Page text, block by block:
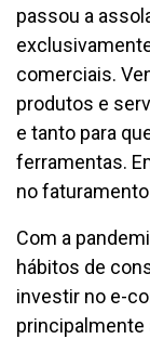
passou a
comerciais.
produtos e
e tanto para
ferramentas.
no
Com a
hábitos de
investir no e-
principalmente